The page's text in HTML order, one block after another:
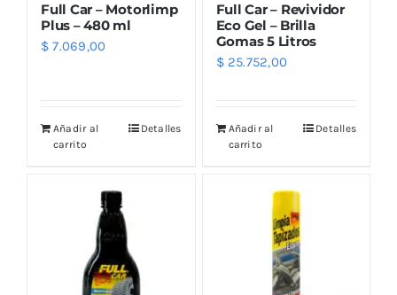
Full Car – Motorlimp
Plus – 480 ml
$ 7.069,00
Añadir al
carrito
Detalles
Full Car – Revividor
Eco Gel – Brilla
Gomas 5 Litros
$25.752,00
Añadir al
carrito
Detalles